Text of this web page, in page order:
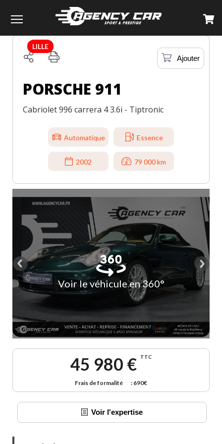
TOUS LES VÉHICULES PORSCHE 911
Ajouter
PORSCHE 911
Cabriolet 996 carrera 4 3.6i - Tiptronic
Automatique Essence
2002 79 000 km
Voir le véhicule en 360°
45 980 € TTC
Frais de formalité : 690€
LILLE
Voir l'expertise